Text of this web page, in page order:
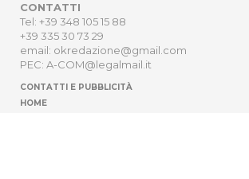
CONTATTI
Tel: +39 348 105 15 88
+39 335 30 73 29
email: okredazione@gmail.com
PEC: A-COM@legalmail.it
CONTATTI E PUBBLICITÀ
HOME